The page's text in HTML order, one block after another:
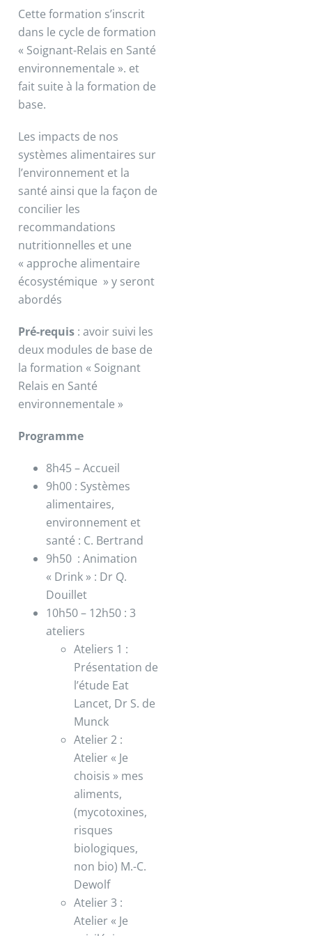
Cette formation s’inscrit
dans le cycle de formation
« Soignant-Relais en Santé
environnementale ». et
fait suite à la formation de
base.
Les impacts de nos
systèmes alimentaires sur
l’environnement et la
santé ainsi que la façon de
concilier les
recommandations
nutritionnelles et une
« approche alimentaire
écosystémique » y seront
abordés
Pré-requis : avoir suivi les
deux modules de base de
la formation « Soignant
Relais en Santé
environnementale »
Programme
8h45 – Accueil
9h00 : Systèmes
alimentaires,
environnement et
santé : C. Bertrand
9h50 : Animation
« Drink » : Dr Q.
Douillet
10h50 – 12h50 : 3
ateliers
Ateliers 1 :
Présentation de
l’étude Eat
Lancet, Dr S. de
Munck
Atelier 2 :
Atelier « Je
choisis » mes
aliments,
(mycotoxines,
risques
biologiques,
non bio) M.-C.
Dewolf
Atelier 3 :
Atelier « Je